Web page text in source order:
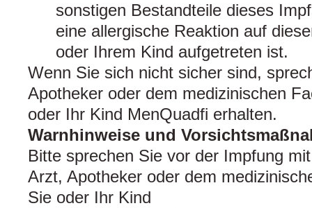
sonstigen Bestandteile dieses
eine allergische Reaktion auf
oder Ihrem Kind aufgetreten ist.
Wenn Sie sich nicht sicher sind,
Apotheker oder dem medizinischen
oder Ihr Kind MenQuadfi erhalten.
Warnhinweise und
Bitte sprechen Sie vor der Impfung
Arzt, Apotheker oder dem
Sie oder Ihr Kind